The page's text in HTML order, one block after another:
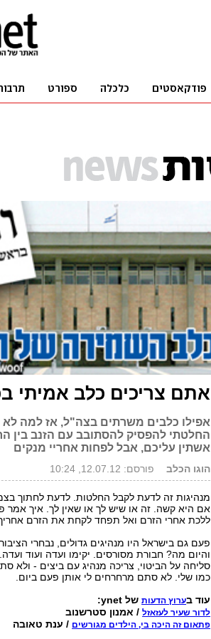
אתם צריכים כלב אמיתי
אפילו כלבים משרתים בצה"ל, אז למה לא
החלטתי להפסיק להסתובב עם הזנב בין
אשתין עליכם, אבל לפחות אחריי מנקים
הוגו הכלב פורסם: 12.07.12, 10:24
מנהיגות זה לדעת לקבל החלטות. לדעת לחתוך
אם היא קשה. זה או שיש לך או שאין לך. איך אמר
ללכת אחרי הזרם ואל תפחד לקחת את הזרם אחריך.
פעם גם בישראל היו מנהיגים גדולים, נבחרי
והיום מה? חבורת מסורסים. יקימו ועדה ועוד
סליחה על הביטוי, צריכה מנהיג עם ביצים - ולא
כמו שלי. לא סתם מרחרחים לי אותן פעם ביום.
עוד בערוץ הדעותשל ynet:
לדור שעיר לעזאזל/ אמנון סטרשנוב
פתאום זה היכה בי, הילדים מגורשים / ענת טאובה